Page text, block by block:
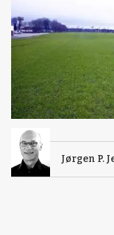
Jørgen P.